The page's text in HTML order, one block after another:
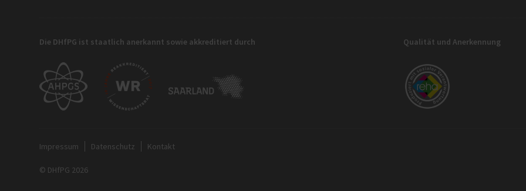
Die DHfPG ist staatlich anerkannt sowie akkreditiert durch Qualität und Anerkennung
Impressum Datenschutz Kontakt
© DHfPG 2026